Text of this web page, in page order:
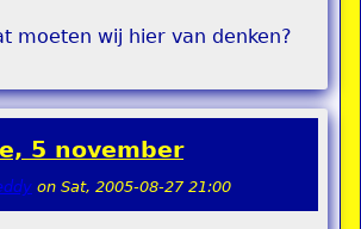
moeten wij hier van denken?
5 november
on Sat, 2005-08-27 21:00